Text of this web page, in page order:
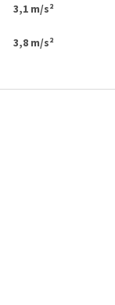
3,1 m/s²
3,8 m/s²